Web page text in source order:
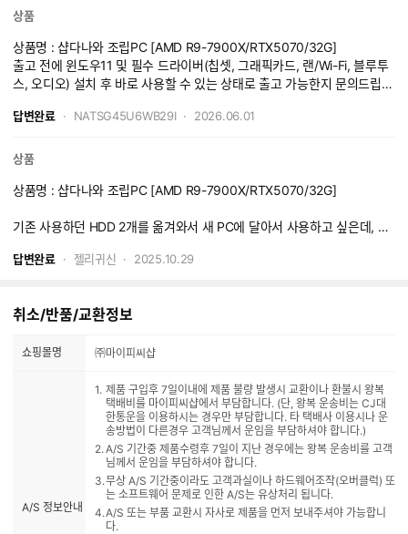
상품
상품명 : 샵다나와 조립PC [AMD R9-7900X/RTX5070/32G]
출고 전에 윈도우11 및 필수 드라이버(칩셋, 그래픽카드, 랜/Wi-Fi, 블루투
스, 오디오) 설치 후 바로 사용할 수 있는 상태로 출고 가능한지 문의드립니
답변완료 NATSG45U6WB29I 2026.06.01
상품
상품명 : 샵다나와 조립PC [AMD R9-7900X/RTX5070/32G]
기존 사용하던 HDD 2개를 옮겨와서 새 PC에 달아서 사용하고 싶은데, 달
팬 뒤쪽(전원선 정리하는 곳) 쪽에 HDD를 달 수 있다는 얘기를 다른 분께
답변완료 젤리귀신 2025.10.29
취소/반품/교환정보
쇼핑몰명 ㈜마이피씨샵
A/S 정보안내
제품 구입후 7일이내에 제품 불량 발생시 교환이나 환불시 왕복
택배비를 마이피씨샵에서 부담합니다. (단, 왕복 운송비는 CJ대
한통운을 이용하시는 경우만 부담합니다. 타 택배사 이용시나 운
송방법이 다른경우 고객님께서 운임을 부담하셔야 합니다.)
A/S 기간중 제품수령후 7일이 지난 경우에는 왕복 운송비를 고객
님께서 운임을 부담하셔야 합니다.
무상 A/S 기간중이라도 고객과실이나 하드웨어조작(오버클럭) 또
는 소프트웨어 문제로 인한 A/S는 유상처리 됩니다.
A/S 또는 부품 교환시 자사로 제품을 먼저 보내주셔야 가능합니
다.